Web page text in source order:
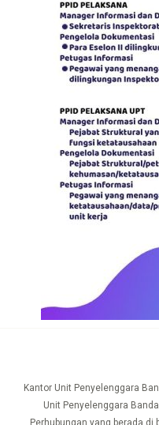
Kantor Unit Penyelenggara
Unit Penyelenggara